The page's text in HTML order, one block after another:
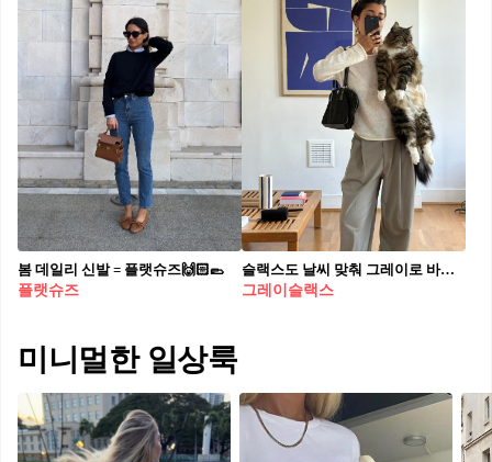
봄 데일리 신발 = 플랫슈즈🙌🏻🥿
플랫슈즈
슬랙스도 날씨 맞춰 그레이로 바꿔🩶 꾸안꾸 시작은 그레이 슬랙스부터☑️👀코디 완전 정복하자
그레이슬랙스
미니멀한 일상룩